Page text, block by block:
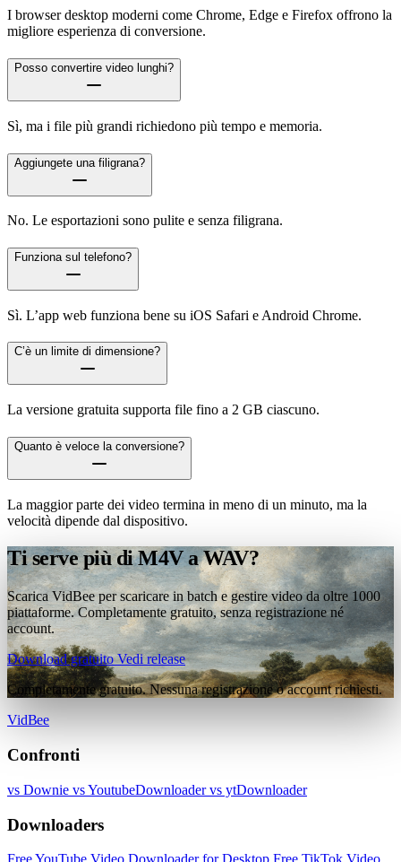
I browser desktop moderni come Chrome, Edge e Firefox offrono la
migliore esperienza di conversione.
Posso convertire video lunghi?
Sì, ma i file più grandi richiedono più tempo e memoria.
Aggiungete una filigrana?
No. Le esportazioni sono pulite e senza filigrana.
Funziona sul telefono?
Sì. L’app web funziona bene su iOS Safari e Android Chrome.
C’è un limite di dimensione?
La versione gratuita supporta file fino a 2 GB ciascuno.
Quanto è veloce la conversione?
La maggior parte dei video termina in meno di un minuto, ma la
velocità dipende dal dispositivo.
Ti serve più di M4V a WAV?
Scarica VidBee per scaricare in batch e gestire video da oltre 1000
piattaforme. Completamente gratuito, senza registrazione né
account.
Download gratuitoVedi release
Completamente gratuito. Nessuna registrazione o account richiesti.
VidBee
Confronti
vs Downie vs YoutubeDownloadervs ytDownloader
Downloaders